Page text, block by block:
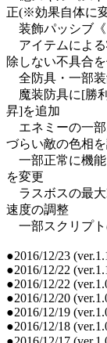
正(※効果自体に
装飾パッシブ《
アイテムによる
除しない不具合
全防具・一部装
魔装防具に[勝
昇]を追加
エネミーの一部
づらい敵の色相
一部正常に機能
を変更
ラスボスの最大
速度の調整
一部スクリプト
●2016/12/23
●2016/12/22
●2016/12/22
●2016/12/20
●2016/12/19
●2016/12/18